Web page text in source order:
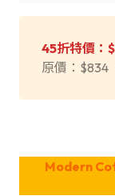
45折特價：
原價：$834
Modern